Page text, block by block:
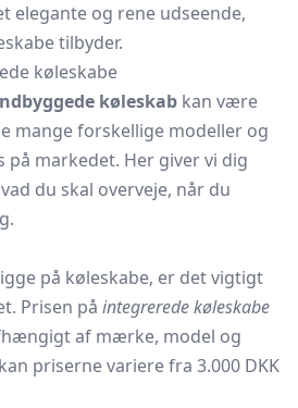
elegante og rene udseende,
tilbyder.
køleskabe
køleskab kan være
mange forskellige modeller og
markedet. Her giver vi dig
du skal overveje, når du
på køleskabe, er det vigtigt
Prisen på integrerede køleskabe
af mærke, model og
priserne variere fra 3.000 DKK